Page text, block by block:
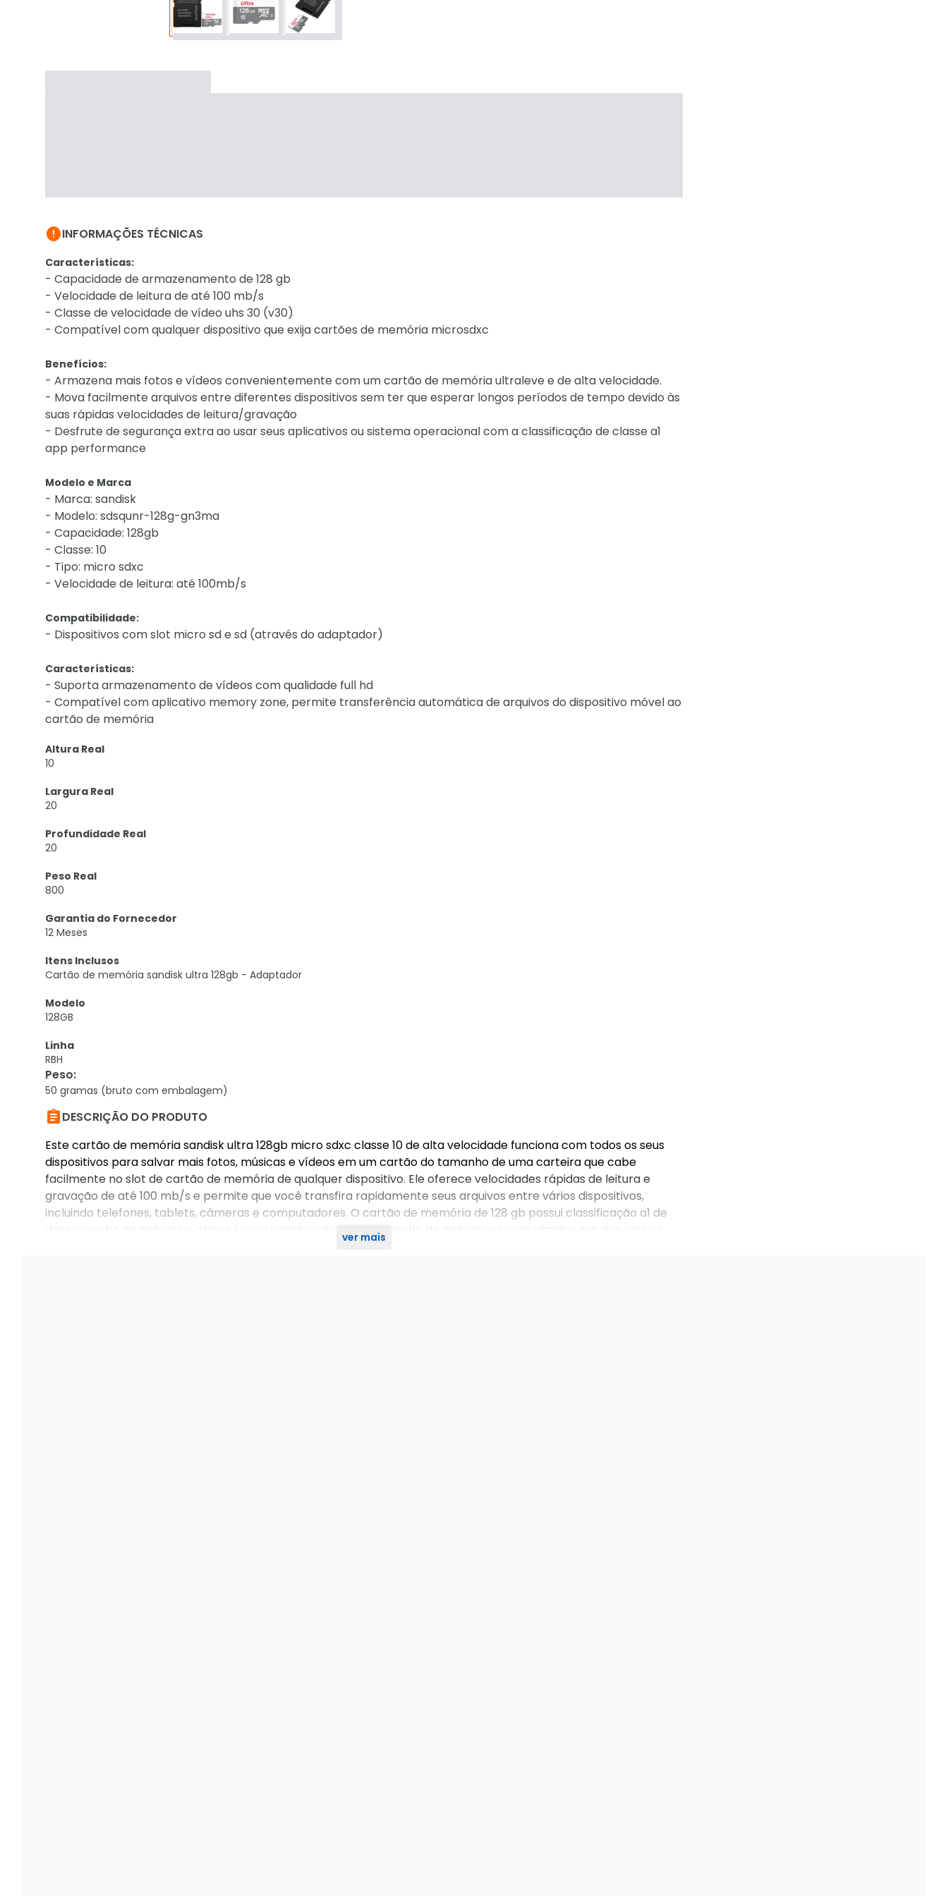
INFORMAÇÕES TÉCNICAS
Características:
- Capacidade de armazenamento de 128 gb
- Velocidade de leitura de até 100 mb/s
- Classe de velocidade de vídeo uhs 30 (v30)
- Compatível com qualquer dispositivo que exija cartões de memória microsdxc
Benefícios:
- Armazena mais fotos e vídeos convenientemente com um cartão de memória ultraleve e de alta velocidade.
- Mova facilmente arquivos entre diferentes dispositivos sem ter que esperar longos períodos de tempo devido às
suas rápidas velocidades de leitura/gravação
- Desfrute de segurança extra ao usar seus aplicativos ou sistema operacional com a classificação de classe a1
app performance
Modelo e Marca
- Marca: sandisk
- Modelo: sdsqunr-128g-gn3ma
- Capacidade: 128gb
- Classe: 10
- Tipo: micro sdxc
- Velocidade de leitura: até 100mb/s
Compatibilidade:
- Dispositivos com slot micro sd e sd (através do adaptador)
Características:
- Suporta armazenamento de vídeos com qualidade full hd
- Compatível com aplicativo memory zone, permite transferência automática de arquivos do dispositivo móvel ao
cartão de memória
Altura Real
10
Largura Real
20
Profundidade Real
20
Peso Real
800
Garantia do Fornecedor
12 Meses
Itens Inclusos
Cartão de memória sandisk ultra 128gb - Adaptador
Modelo
128GB
Linha
RBH
Peso:
50 gramas (bruto com embalagem)
DESCRIÇÃO DO PRODUTO
Este cartão de memória sandisk ultra 128gb micro sdxc classe 10 de alta velocidade funciona com todos os seus
dispositivos para salvar mais fotos, músicas e vídeos em um cartão do tamanho de uma carteira que cabe
facilmente no slot de cartão de memória de qualquer dispositivo. Ele oferece velocidades rápidas de leitura e
gravação de até 100 mb/s e permite que você transfira rapidamente seus arquivos entre vários dispositivos,
incluindo telefones, tablets, câmeras e computadores. O cartão de memória de 128 gb possui classificação a1 de
desempenho de aplicativo classe 1 para inicialização e desempenho de aplicativos mais rápidos em dispositivos
ver mais